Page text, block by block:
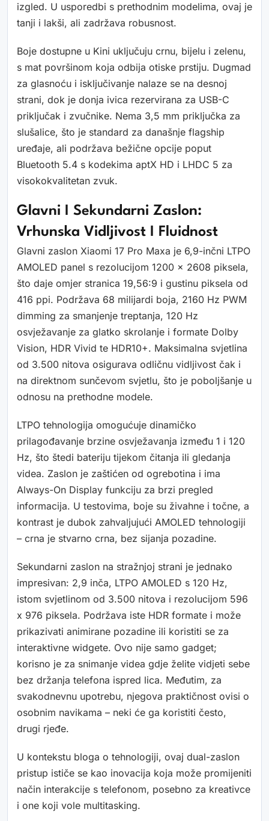
izgled. U usporedbi s prethodnim modelima, ovaj je
tanji i lakši, ali zadržava robusnost.
Boje dostupne u Kini uključuju crnu, bijelu i zelenu,
s mat površinom koja odbija otiske prstiju. Dugmad
za glasnoću i isključivanje nalaze se na desnoj
strani, dok je donja ivica rezervirana za USB-C
priključak i zvučnike. Nema 3,5 mm priključka za
slušalice, što je standard za današnje flagship
uređaje, ali podržava bežične opcije poput
Bluetooth 5.4 s kodekima aptX HD i LHDC 5 za
visokokvalitetan zvuk.
Glavni I Sekundarni Zaslon:
Vrhunska Vidljivost I Fluidnost
Glavni zaslon Xiaomi 17 Pro Maxa je 6,9-inčni LTPO
AMOLED panel s rezolucijom 1200 x 2608 piksela,
što daje omjer stranica 19,56:9 i gustinu piksela od
416 ppi. Podržava 68 milijardi boja, 2160 Hz PWM
dimming za smanjenje treptanja, 120 Hz
osvježavanje za glatko skrolanje i formate Dolby
Vision, HDR Vivid te HDR10+. Maksimalna svjetlina
od 3.500 nitova osigurava odličnu vidljivost čak i
na direktnom sunčevom svjetlu, što je poboljšanje u
odnosu na prethodne modele.
LTPO tehnologija omogućuje dinamičko
prilagođavanje brzine osvježavanja između 1 i 120
Hz, što štedi bateriju tijekom čitanja ili gledanja
videa. Zaslon je zaštićen od ogrebotina i ima
Always-On Display funkciju za brzi pregled
informacija. U testovima, boje su živahne i točne, a
kontrast je dubok zahvaljujući AMOLED tehnologiji
– crna je stvarno crna, bez sijanja pozadine.
Sekundarni zaslon na stražnjoj strani je jednako
impresivan: 2,9 inča, LTPO AMOLED s 120 Hz,
istom svjetlinom od 3.500 nitova i rezolucijom 596
x 976 piksela. Podržava iste HDR formate i može
prikazivati animirane pozadine ili koristiti se za
interaktivne widgete. Ovo nije samo gadget;
korisno je za snimanje videa gdje želite vidjeti sebe
bez držanja telefona ispred lica. Međutim, za
svakodnevnu upotrebu, njegova praktičnost ovisi o
osobnim navikama – neki će ga koristiti često,
drugi rjeđe.
U kontekstu bloga o tehnologiji, ovaj dual-zaslon
pristup ističe se kao inovacija koja može promijeniti
način interakcije s telefonom, posebno za kreativce
i one koji vole multitasking.